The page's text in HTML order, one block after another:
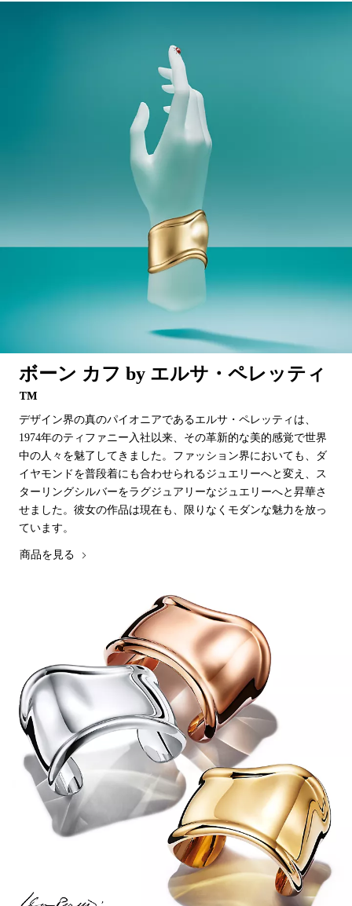
ボーン カフ by エルサ・ペレッティ
™
デザイン界の真のパイオニアであるエルサ・ペレッティは、
1974年のティファニー入社以来、その革新的な美的感覚で世界
中の人々を魅了してきました。ファッション界においても、ダ
イヤモンドを普段着にも合わせられるジュエリーへと変え、ス
ターリングシルバーをラグジュアリーなジュエリーへと昇華さ
せました。彼女の作品は現在も、限りなくモダンな魅力を放っ
ています。
商品を見る